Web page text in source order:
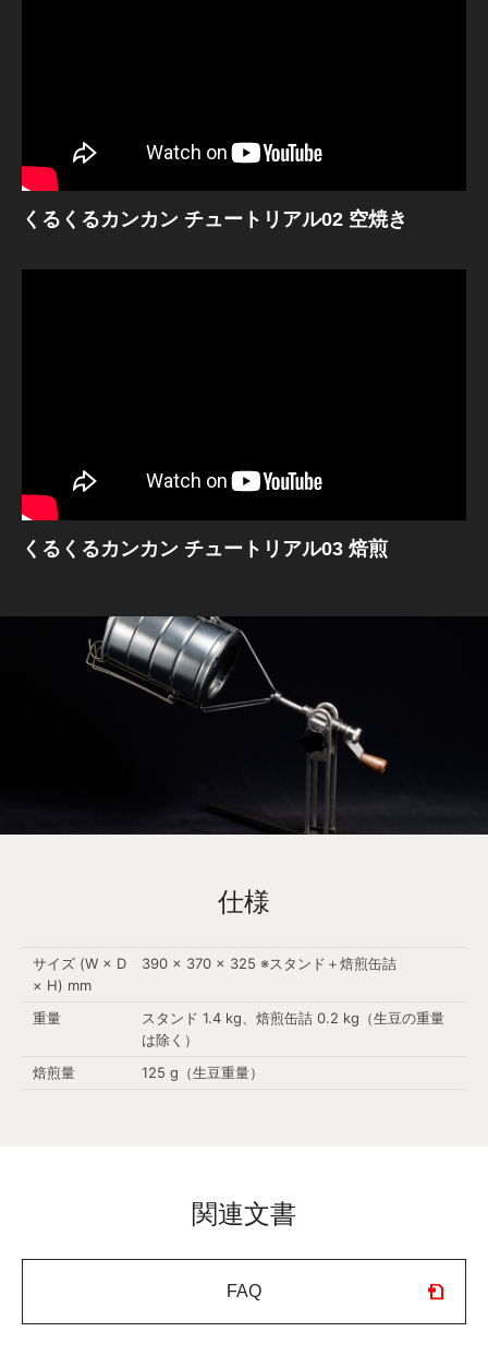
くるくるカンカン チュートリアル02 空焼き
くるくるカンカン チュートリアル03 焙煎
仕様
サイズ (W × D
× H) mm
390 × 370 × 325 ※スタンド＋焙煎缶詰
重量
スタンド 1.4 kg、焙煎缶詰 0.2 kg（生豆の重量
は除く）
焙煎量
125 g（生豆重量）
関連文書
FAQ